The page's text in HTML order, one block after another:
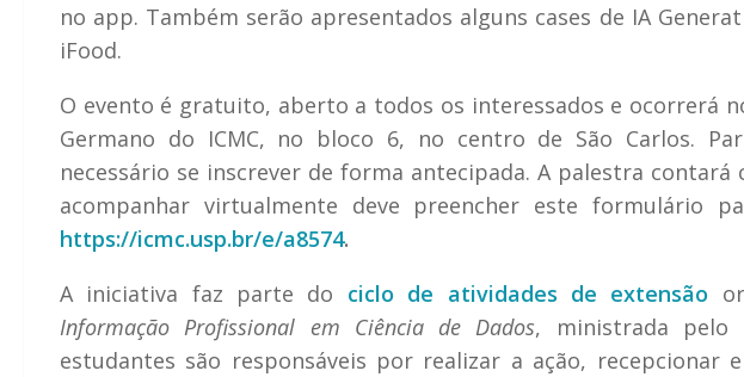
no app. Também serão apresentados alguns cases de IA
iFood.
O evento é gratuito, aberto a todos os interessados e ocorrerá
Germano do ICMC, no bloco 6, no centro de São Carlos.
necessário se inscrever de forma antecipada. A palestra contará
acompanhar virtualmente deve preencher este formulário
https://icmc.usp.br/e/a8574.
A iniciativa faz parte do ciclo de atividades de extensão
Informação Profissional em Ciência de Dados, ministrada pelo
estudantes são responsáveis por realizar a ação, recepcionar